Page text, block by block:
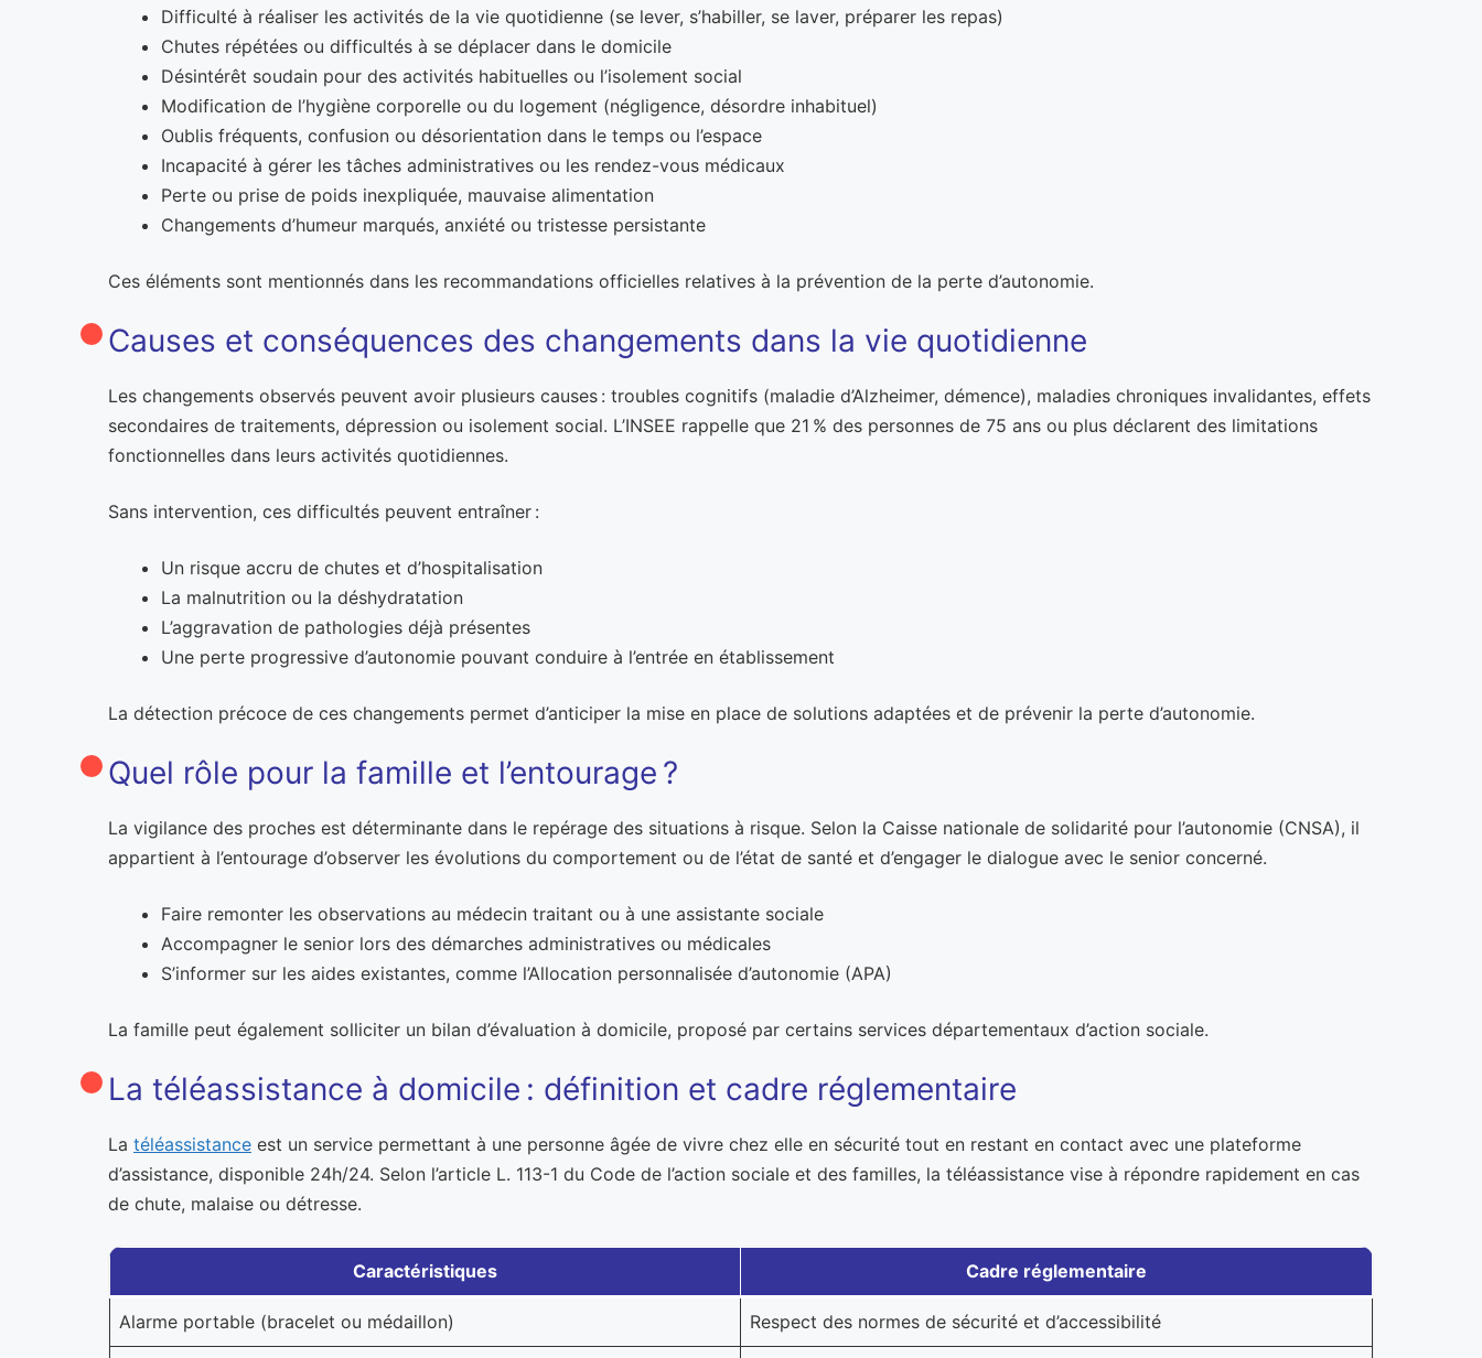
Difficulté à réaliser les activités de la vie quotidienne (se lever, s’habiller, se laver, préparer les repas)
Chutes répétées ou difficultés à se déplacer dans le domicile
Désintérêt soudain pour des activités habituelles ou l’isolement social
Modification de l’hygiène corporelle ou du logement (négligence, désordre inhabituel)
Oublis fréquents, confusion ou désorientation dans le temps ou l’espace
Incapacité à gérer les tâches administratives ou les rendez-vous médicaux
Perte ou prise de poids inexpliquée, mauvaise alimentation
Changements d’humeur marqués, anxiété ou tristesse persistante
Ces éléments sont mentionnés dans les recommandations officielles relatives à la prévention de la perte d’autonomie.
Causes et conséquences des changements dans la vie quotidienne
Les changements observés peuvent avoir plusieurs causes : troubles cognitifs (maladie d’Alzheimer, démence), maladies chroniques invalidantes, effets
secondaires de traitements, dépression ou isolement social. L’INSEE rappelle que 21 % des personnes de 75 ans ou plus déclarent des limitations
fonctionnelles dans leurs activités quotidiennes.
Sans intervention, ces difficultés peuvent entraîner :
Un risque accru de chutes et d’hospitalisation
La malnutrition ou la déshydratation
L’aggravation de pathologies déjà présentes
Une perte progressive d’autonomie pouvant conduire à l’entrée en établissement
La détection précoce de ces changements permet d’anticiper la mise en place de solutions adaptées et de prévenir la perte d’autonomie.
Quel rôle pour la famille et l’entourage ?
La vigilance des proches est déterminante dans le repérage des situations à risque. Selon la Caisse nationale de solidarité pour l’autonomie (CNSA), il
appartient à l’entourage d’observer les évolutions du comportement ou de l’état de santé et d’engager le dialogue avec le senior concerné.
Faire remonter les observations au médecin traitant ou à une assistante sociale
Accompagner le senior lors des démarches administratives ou médicales
S’informer sur les aides existantes, comme l’Allocation personnalisée d’autonomie (APA)
La famille peut également solliciter un bilan d’évaluation à domicile, proposé par certains services départementaux d’action sociale.
La téléassistance à domicile : définition et cadre réglementaire
La téléassistance est un service permettant à une personne âgée de vivre chez elle en sécurité tout en restant en contact avec une plateforme
d’assistance, disponible 24h/24. Selon l’article L. 113-1 du Code de l’action sociale et des familles, la téléassistance vise à répondre rapidement en cas
de chute, malaise ou détresse.
Caractéristiques Cadre réglementaire
Alarme portable (bracelet ou médaillon) Respect des normes de sécurité et d’accessibilité